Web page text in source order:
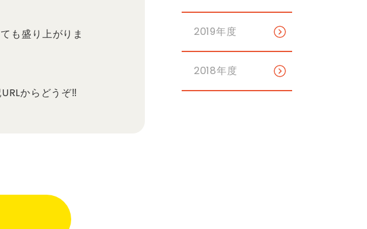
2019年度
2018年度
も盛り上がりま
からどうぞ‼